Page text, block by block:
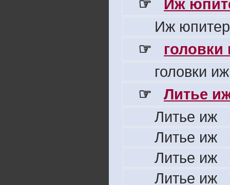
☞
Иж
Иж
☞
головки
☞
Литье
Литье иж
Литье иж
Литье иж
Литье иж